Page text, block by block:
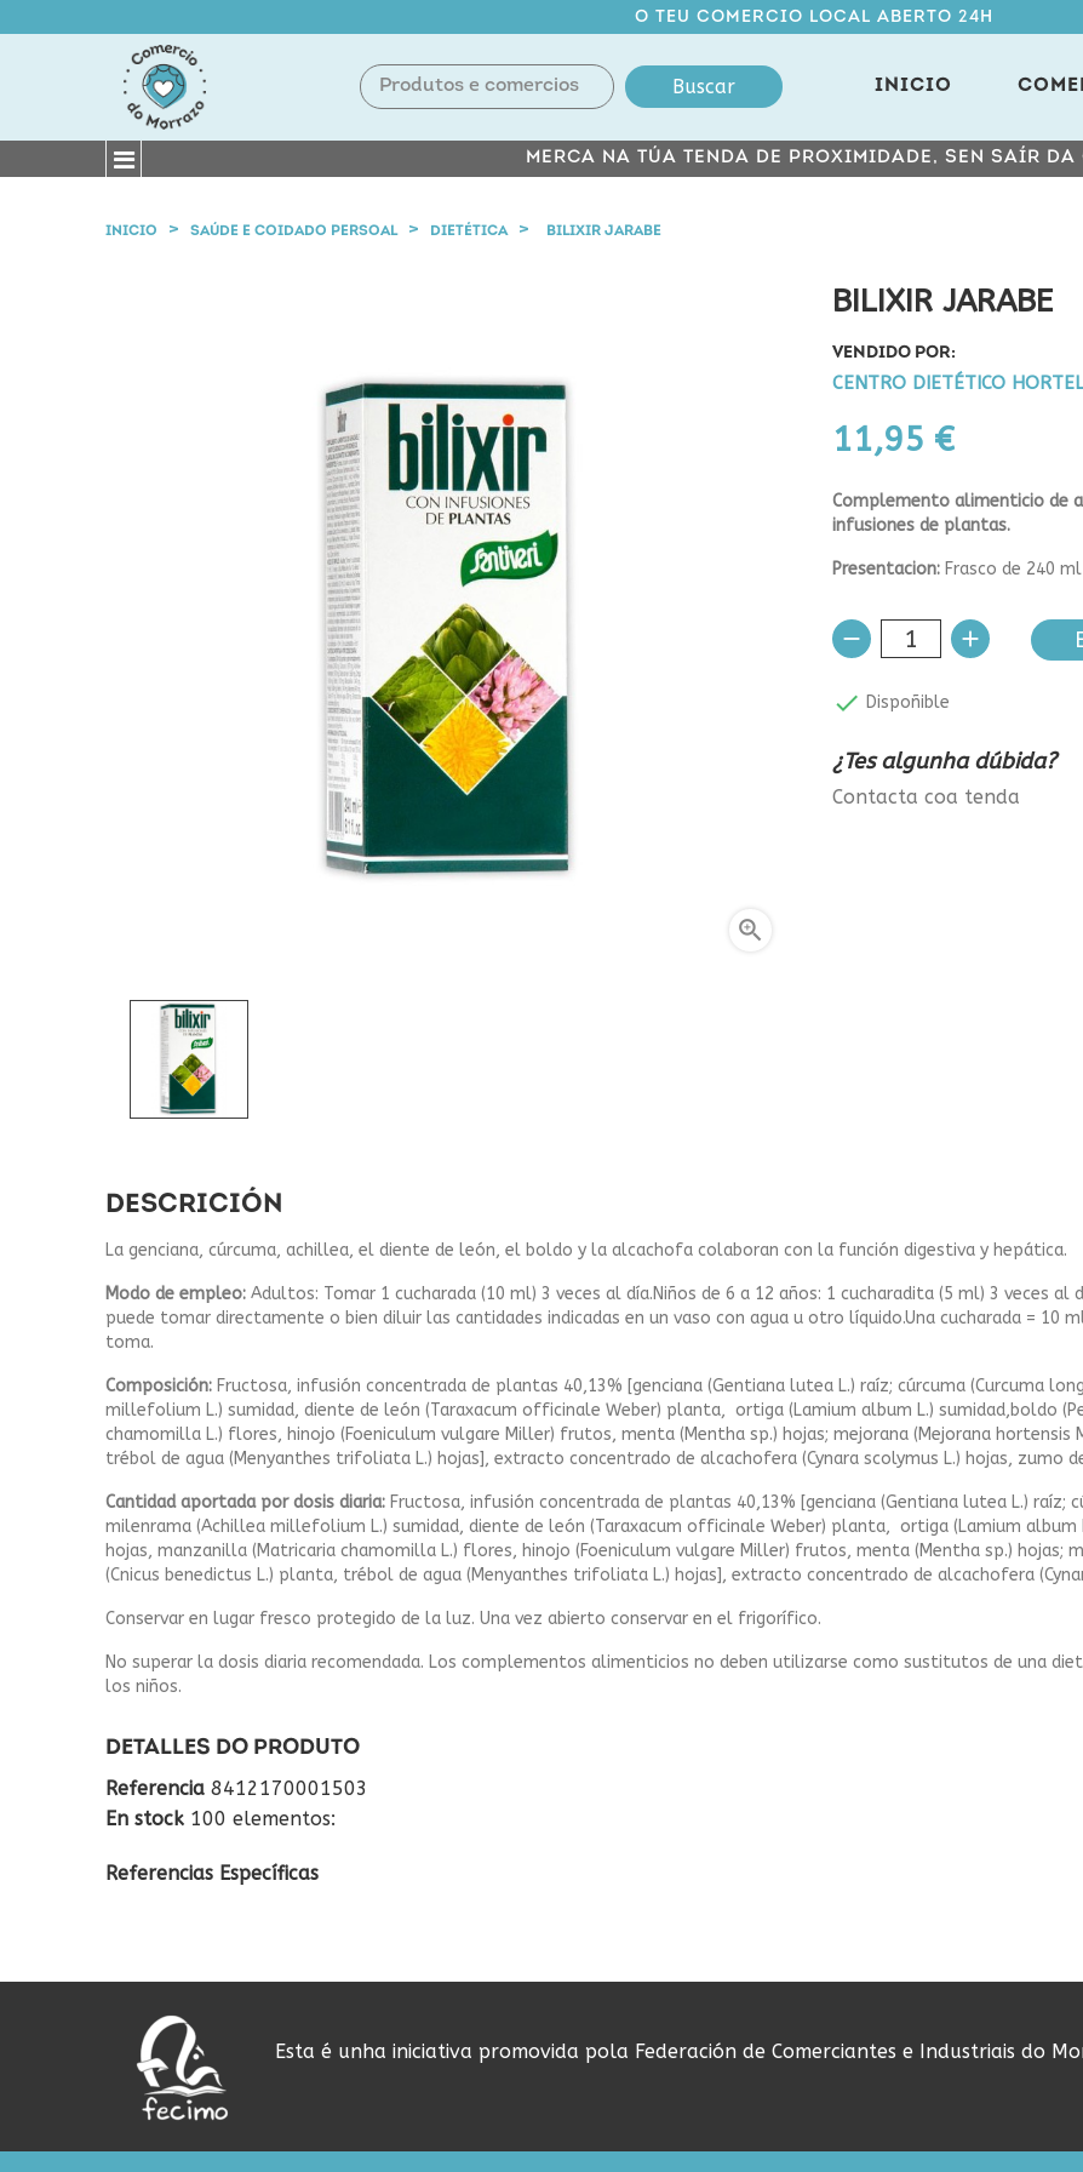
O TEU COMERCIO LOCAL ABERTO 24H
Buscar INICIO
MERCA NA TÚA TENDA DE PROXIMIDADE, SEN SAÍR DA
INICIO SAÚDE E COIDADO PERSOAL DIETÉTICA BILIXIR JARABE

BILIXIR JARABE
VENDIDO POR:
CENTRO DIETÉTICO
11,95 €
Complemento alimenticio de
infusiones de plantas.
Presentacion: Frasco de 240 ml
 Dispoñible
¿Tes algunha dúbida?
Contacta coa tenda
DESCRICIÓN
La genciana, cúrcuma, achillea, el diente de león, el boldo y la alcachofa colaboran con la función digestiva y hepática.
Modo de empleo: Adultos: Tomar 1 cucharada (10 ml) 3 veces al día.Niños de 6 a 12 años: 1 cucharadita (5 ml) 3 veces
puede tomar directamente o bien diluir las cantidades indicadas en un vaso con agua u otro líquido.Una cucharada = 10
toma.
Composición: Fructosa, infusión concentrada de plantas 40,13% [genciana (Gentiana lutea L.) raíz; cúrcuma (Curcuma
millefolium L.) sumidad, diente de león (Taraxacum officinale Weber) planta, ortiga (Lamium album L.) sumidad,boldo
chamomilla L.) flores, hinojo (Foeniculum vulgare Miller) frutos, menta (Mentha sp.) hojas; mejorana (Mejorana hortensis
trébol de agua (Menyanthes trifoliata L.) hojas], extracto concentrado de alcachofera (Cynara scolymus L.) hojas, zumo
Cantidad aportada por dosis diaria: Fructosa, infusión concentrada de plantas 40,13% [genciana (Gentiana lutea L.) raíz;
milenrama (Achillea millefolium L.) sumidad, diente de león (Taraxacum officinale Weber) planta, ortiga (Lamium album
hojas, manzanilla (Matricaria chamomilla L.) flores, hinojo (Foeniculum vulgare Miller) frutos, menta (Mentha sp.) hojas;
(Cnicus benedictus L.) planta, trébol de agua (Menyanthes trifoliata L.) hojas], extracto concentrado de alcachofera
Conservar en lugar fresco protegido de la luz. Una vez abierto conservar en el frigorífico.
No superar la dosis diaria recomendada. Los complementos alimenticios no deben utilizarse como sustitutos de una
los niños.
DETALLES DO PRODUTO
Referencia 8412170001503
En stock 100 elementos:
Referencias Específicas
Esta é unha iniciativa promovida pola Federación de Comerciantes e Industriais do